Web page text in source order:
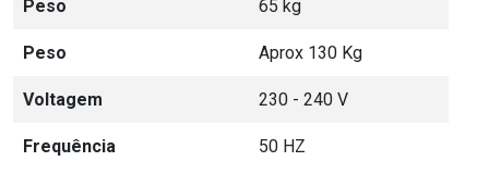
Peso 65 kg
Peso Aprox 130 Kg
Voltagem 230 - 240 V
Frequência 50 HZ